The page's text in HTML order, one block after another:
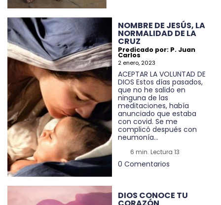
NOMBRE DE JESÚS, LA
NORMALIDAD DE LA
CRUZ
Predicado por: P. Juan
Carlos
2 enero, 2023
ACEPTAR LA VOLUNTAD DE
DIOS Estos días pasados,
que no he salido en
ninguna de las
meditaciones, había
anunciado que estaba
con covid. Se me
complicó después con
neumonía...
6 min. Lectura 13
0 Comentarios
DIOS CONOCE TU